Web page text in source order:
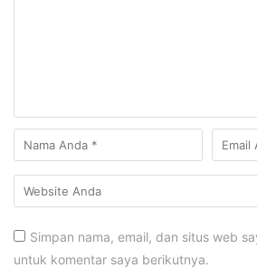
Simpan nama, email, dan situs web
untuk komentar saya berikutnya.